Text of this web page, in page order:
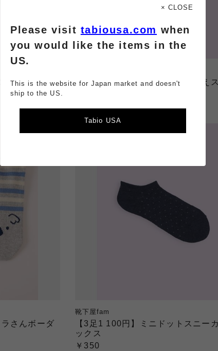
ーカー丈ソッ
【3足1 100円】カラフル引き揃え
さんボーダ
靴下屋fam
【3足1 100円】ミニドットスニー
ックス
￥350
× CLOSE
Please visit tabiousa.com when
you would like the items in the
US.
This is the website for Japan market and doesn't
ship to the US.
Tabio USA